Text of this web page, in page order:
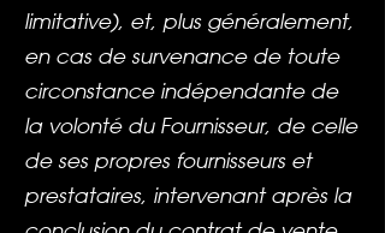
limitative), et, plus généralement,
en cas de survenance de toute
circonstance indépendante de
la volonté du Fournisseur, de celle
de ses propres fournisseurs et
prestataires, intervenant après la